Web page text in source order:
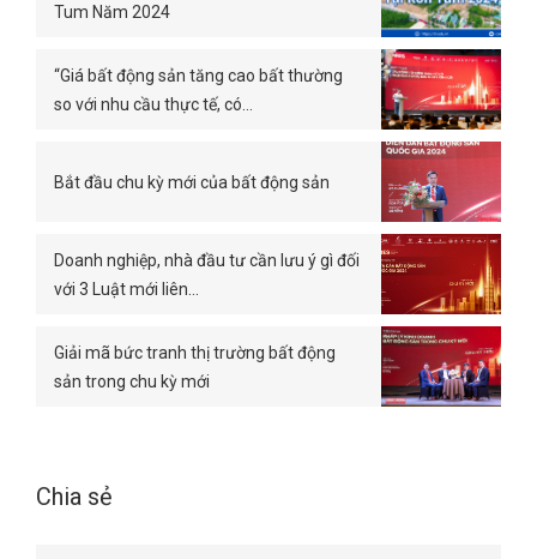
Tum Năm 2024
“Giá bất động sản tăng cao bất thường
so với nhu cầu thực tế, có…
Bắt đầu chu kỳ mới của bất động sản
Doanh nghiệp, nhà đầu tư cần lưu ý gì đối
với 3 Luật mới liên…
Giải mã bức tranh thị trường bất động
sản trong chu kỳ mới
Chia sẻ